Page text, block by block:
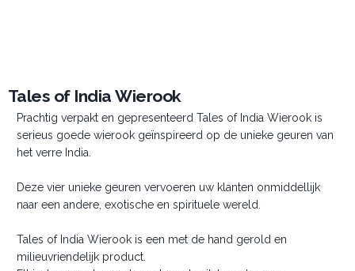
Tales of India Wierook
Prachtig verpakt en gepresenteerd Tales of India Wierook is
serieus goede wierook geïnspireerd op de unieke geuren van
het verre India.
Deze vier unieke geuren vervoeren uw klanten onmiddellijk
naar een andere, exotische en spirituele wereld.
Tales of India Wierook is een met de hand gerold en
milieuvriendelijk product.